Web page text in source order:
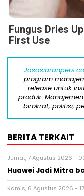
Fungus Dries
First Use
program
release untuk
produk.
birokrat, politisi,
BERITA TERKAIT
Jumat, 7 Agustus 2026 -
Huawei Jadi Mitra
Kamis, 6 Agustus 2026 -